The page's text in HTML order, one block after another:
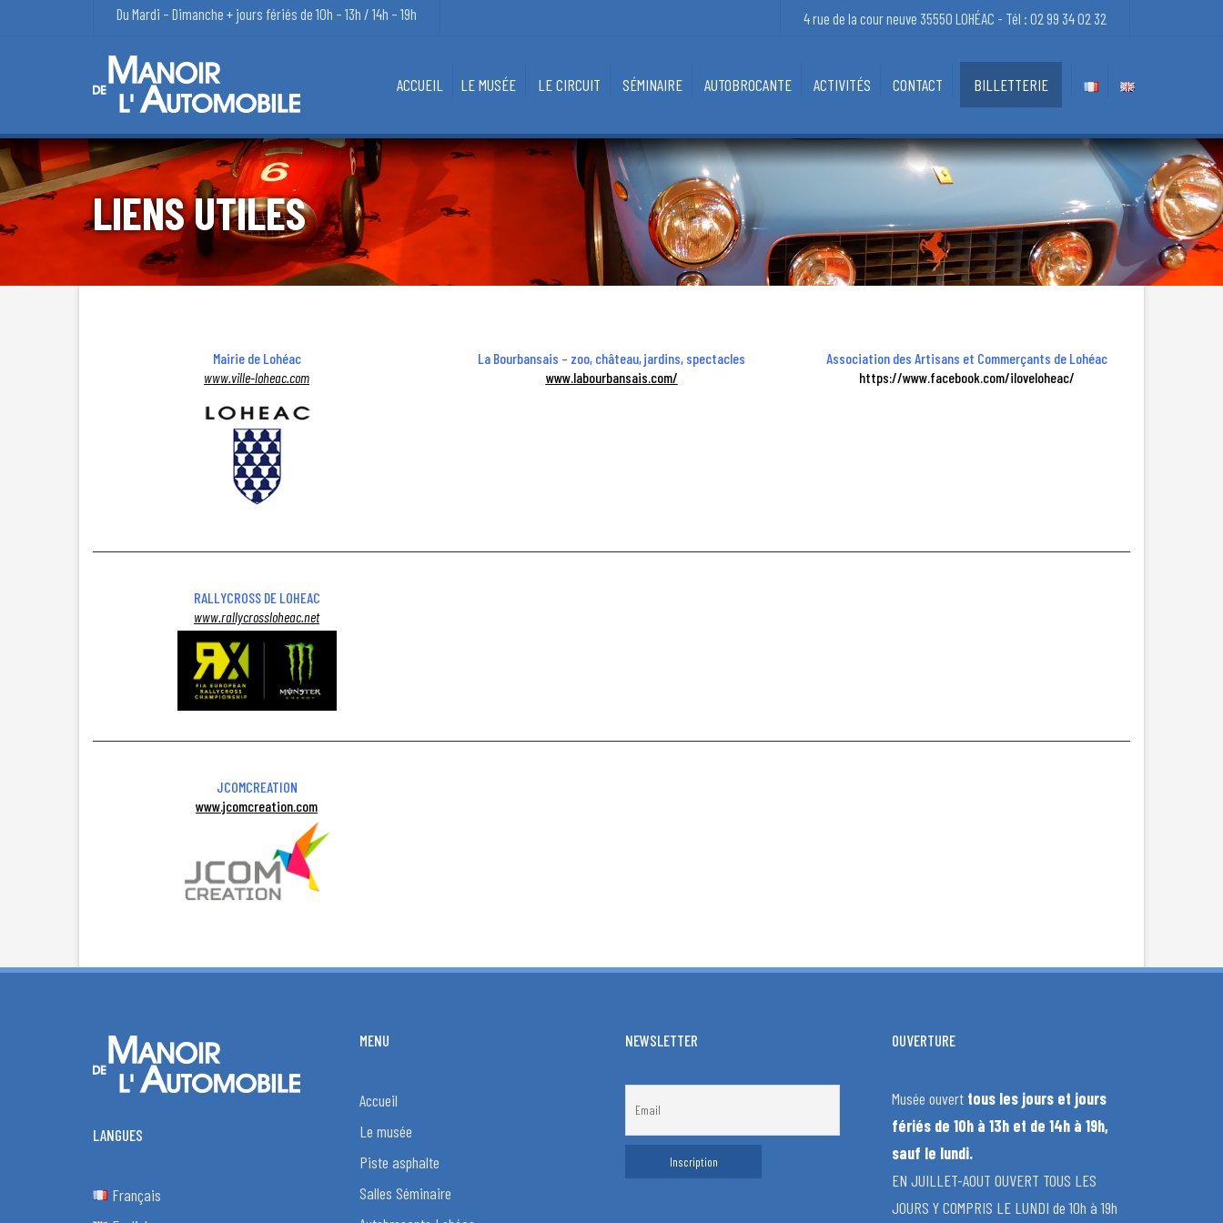
Du Mardi – Dimanche + jours fériés de 10h – 13h / 14h – 19h 4 rue de la cour neuve 35550 LOHÉAC - Tél : 02 99 34 02 32
ACCUEIL LE MUSÉE
HISTOIRE
LA COLLECTION
LES VIEUX MÉTIERS
PETITE FAIM
LA BOUTIQUE
LE CIRCUIT SÉMINAIRE AUTOBROCANTE ACTIVITÉS
LOISIRS
HÔTELS – RESTAURANTS
CONTACT
CONTACT – ACCÈS
LIENS UTILES
BILLETTERIE
LIENS UTILES
Mairie de Lohéac
www.ville-loheac.com
La Bourbansais – zoo, château, jardins, spectacles
www.labourbansais.com/
Association des Artisans et Commerçants de Lohéac
https://www.facebook.com/iloveloheac/
RALLYCROSS DE LOHEAC
www.rallycrossloheac.net
JCOMCREATION
www.jcomcreation.com
LANGUES
Français
MENU
Accueil
Le musée
Piste asphalte
Salles Séminaire
NEWSLETTER OUVERTURE
Musée ouvert tous les jours et jours
fériés de 10h à 13h et de 14h à 19h,
sauf le lundi.
EN JUILLET-AOUT OUVERT TOUS LES
JOURS Y COMPRIS LE LUNDI de 10h à 19h